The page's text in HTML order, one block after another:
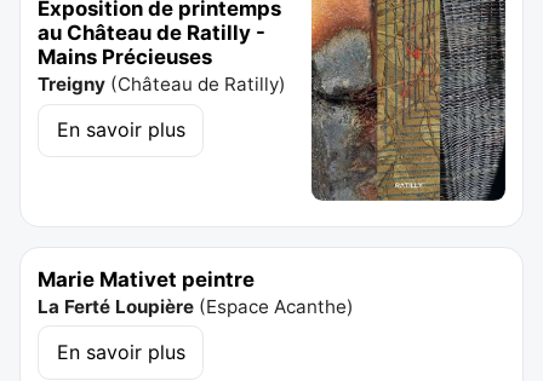
Exposition de printemps
au Château de Ratilly -
Mains Précieuses
Treigny (Château de Ratilly)
En savoir plus
Marie Mativet peintre
La Ferté Loupière (Espace Acanthe)
En savoir plus